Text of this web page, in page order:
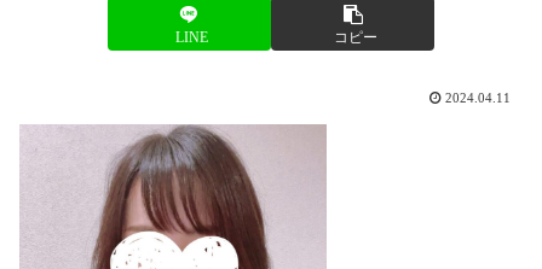
LINE コピー
2024.04.11